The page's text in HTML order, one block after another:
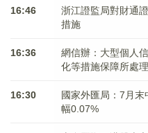
16:46
浙江證監局對財通
措施
16:36
網信辦：大型個人
化等措施保障所處
16:30
國家外匯局：7月
幅0.07%